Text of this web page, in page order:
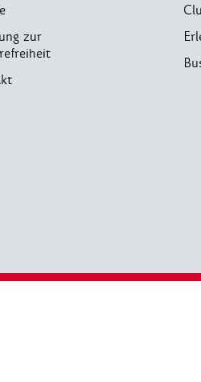
zur